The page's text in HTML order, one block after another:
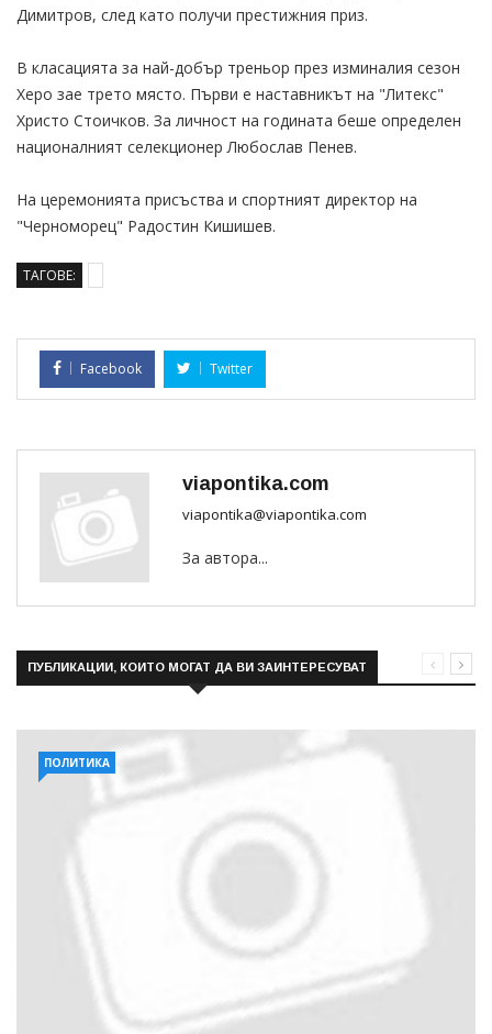
Димитров, след като получи престижния приз.
В класацията за най-добър треньор през изминалия сезон
Херо зае трето място. Първи е наставникът на "Литекс"
Христо Стоичков. За личност на годината беше определен
националният селекционер Любослав Пенев.
На церемонията присъства и спортният директор на
"Черноморец" Радостин Кишишев.
ТАГОВЕ:
Facebook Twitter
viapontika.com
viapontika@viapontika.com
За автора...
ПУБЛИКАЦИИ, КОИТО МОГАТ ДА ВИ ЗАИНТЕРЕСУВАТ
ПОЛИТИКА